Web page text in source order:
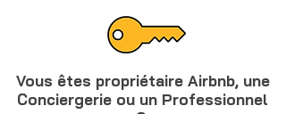
Vous êtes propriétaire Airbnb, une
Conciergerie ou un Professionnel